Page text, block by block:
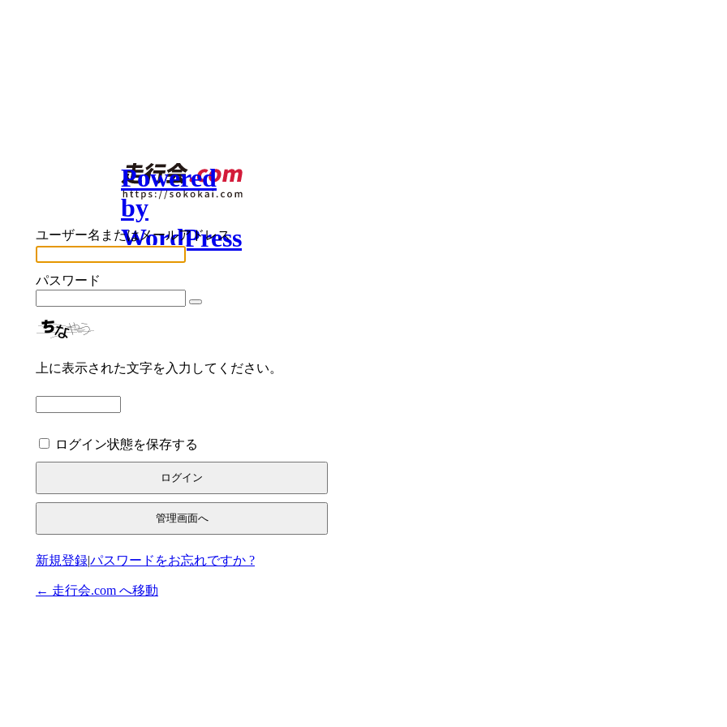
Powered
by
WordPress
ユーザー名またはメールアドレス
パスワード
上に表示された文字を入力してください。
管理画面へ
ログイン状態を保存する
登録|パスワードをお忘れですか ?
← 走行会.com へ移動